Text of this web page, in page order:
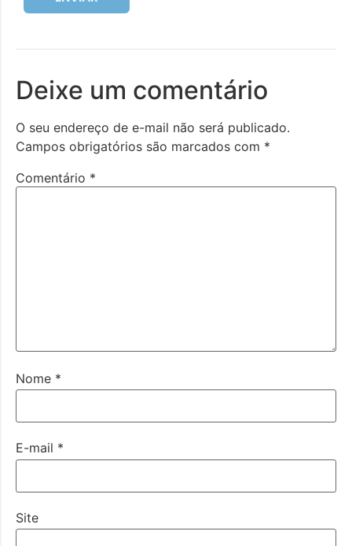
Deixe um comentário
O seu endereço de e-mail não será publicado.
Campos obrigatórios são marcados com *
Comentário *
Nome *
E-mail *
Site